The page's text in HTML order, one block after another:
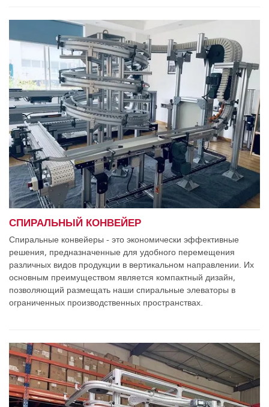
СПИРАЛЬНЫЙ КОНВЕЙЕР
Спиральные конвейеры - это экономически эффективные
решения, предназначенные для удобного перемещения
различных видов продукции в вертикальном направлении. Их
основным преимуществом является компактный дизайн,
позволяющий размещать наши спиральные элеваторы в
ограниченных производственных пространствах.